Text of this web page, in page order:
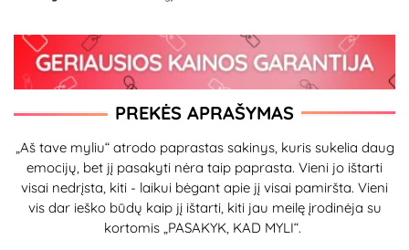
PREKĖS APRAŠYMAS
„Aš tave myliu“ atrodo paprastas sakinys, kuris sukelia daug
emocijų, bet jį pasakyti nėra taip paprasta. Vieni jo ištarti
visai nedrįsta, kiti - laikui bėgant apie jį visai pamiršta. Vieni
vis dar ieško būdų kaip jį ištarti, kiti jau meilę įrodinėja su
kortomis „PASAKYK, KAD MYLI“.